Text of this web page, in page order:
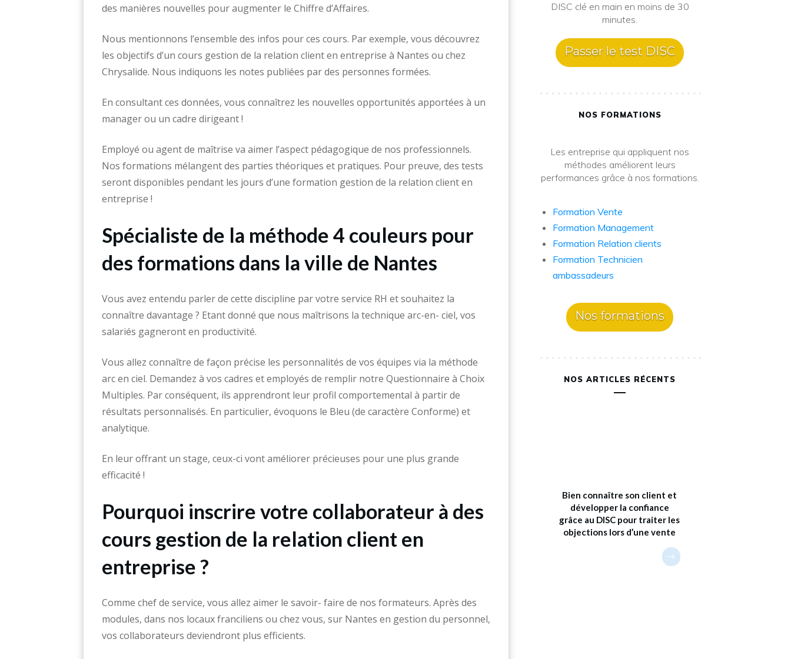
des manières nouvelles pour augmenter le Chiffre d’Affaires.
Nous mentionnons l’ensemble des infos pour ces cours. Par exemple, vous découvrez
les objectifs d’un cours gestion de la relation client en entreprise à Nantes ou chez
Chrysalide. Nous indiquons les notes publiées par des personnes formées.
En consultant ces données, vous connaîtrez les nouvelles opportunités apportées à un
manager ou un cadre dirigeant !
Employé ou agent de maîtrise va aimer l’aspect pédagogique de nos professionnels.
Nos formations mélangent des parties théoriques et pratiques. Pour preuve, des tests
seront disponibles pendant les jours d’une formation gestion de la relation client en
entreprise !
Spécialiste de la méthode 4 couleurs pour
des formations dans la ville de Nantes
Vous avez entendu parler de cette discipline par votre service RH et souhaitez la
connaître davantage ? Etant donné que nous maîtrisons la technique arc-en- ciel, vos
salariés gagneront en productivité.
Vous allez connaître de façon précise les personnalités de vos équipes via la méthode
arc en ciel. Demandez à vos cadres et employés de remplir notre Questionnaire à Choix
Multiples. Par conséquent, ils apprendront leur profil comportemental à partir de
résultats personnalisés. En particulier, évoquons le Bleu (de caractère Conforme) et
analytique.
En leur offrant un stage, ceux-ci vont améliorer précieuses pour une plus grande
efficacité !
Pourquoi inscrire votre collaborateur à des
cours gestion de la relation client en
entreprise ?
Comme chef de service, vous allez aimer le savoir- faire de nos formateurs. Après des
modules, dans nos locaux franciliens ou chez vous, sur Nantes en gestion du personnel,
vos collaborateurs deviendront plus efficients.
DISC clé en main en moins de 30
minutes.
Passer le test DISC
NOS FORMATIONS
Les entreprise qui appliquent nos
méthodes améliorent leurs
performances grâce à nos formations.
Formation Vente
Formation Management
Formation Relation clients
Formation Technicien
ambassadeurs
Nos formations
NOS ARTICLES RÉCENTS
Bien connaître son client et
développer la confiance
grâce au DISC pour traiter les
objections lors d’une vente